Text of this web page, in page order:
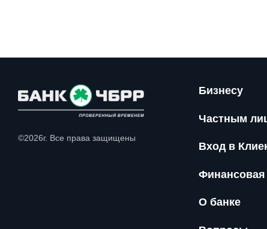
©2026г. Все права защищены
Бизнесу
Частным
Вход в
Финансовая
О банке